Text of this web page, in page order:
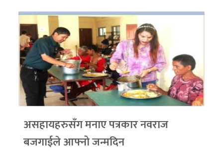
असहायहरुसँग मनाए पत्रकार नवराज
बजगाईले आफ्नो जन्मदिन